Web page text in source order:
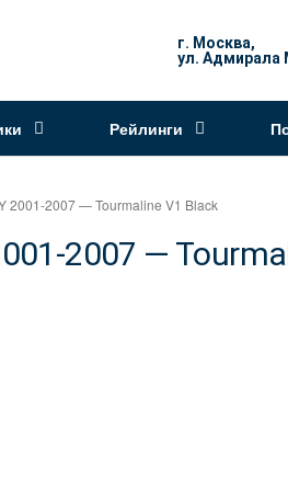
г. Москва,
ул. Адмирала
Рейлинги
2001-2007 — Tourmaline V1 Black
2007 —